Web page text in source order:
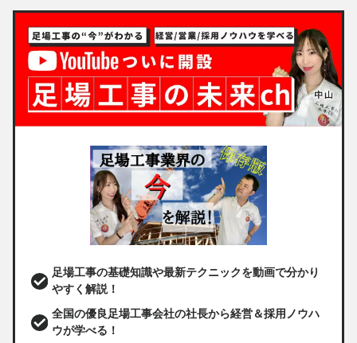
足場工事の基礎知識や最新テクニックを動画で分かり
やすく解説！
全国の優良足場工事会社の社長から経営＆採用ノウハ
ウが学べる！